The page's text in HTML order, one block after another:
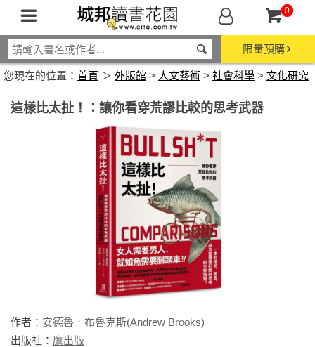
0
限量預購
您現在的位置： 首頁 ＞ 外版館 > 人文藝術 > 社會科學 > 文化研究
這樣比太扯！：讓你看穿荒謬比較的思考武器
作者： 安德魯．布魯克斯(Andrew Brooks)
出版社： 鷹出版